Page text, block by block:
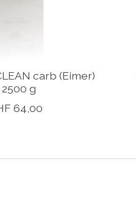
carb (Eimer)
2500 g
64,00